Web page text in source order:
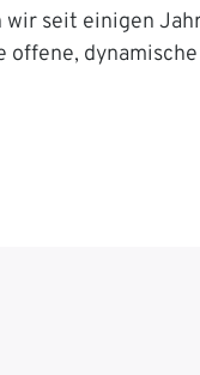
wir seit einigen
offene,